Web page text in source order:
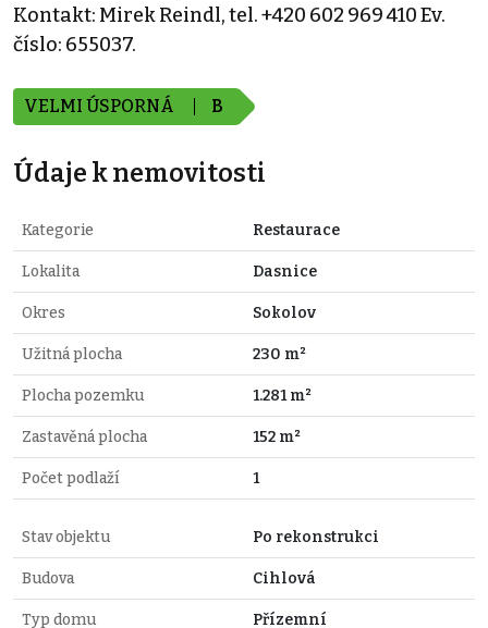
Kontakt: Mirek Reindl, tel. +420 602 969 410 Ev.
číslo: 655037.
VELMI ÚSPORNÁ B
Údaje k nemovitosti
Kategorie Restaurace
Lokalita Dasnice
Okres Sokolov
Užitná plocha 230 m²
Plocha pozemku 1.281 m²
Zastavěná plocha 152 m²
Počet podlaží 1
Stav objektu Po rekonstrukci
Budova Cihlová
Typ domu Přízemní